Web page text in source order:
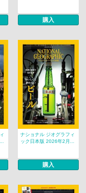
購入
ナショナル ジオグラフィ
ック日本版 2026年2月...
購入